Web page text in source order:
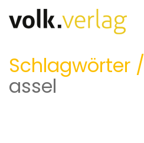
Schlagwörter /
assel